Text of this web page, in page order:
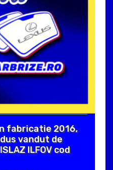
fabricatie 2016,
vandut de
ILFOV cod